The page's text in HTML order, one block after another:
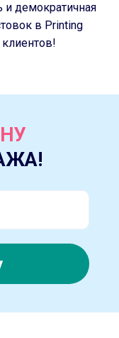
и демократичная
в Printing